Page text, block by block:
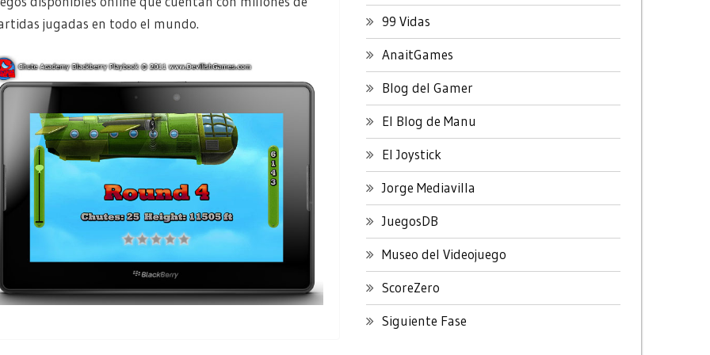
jugadas en todo el mundo.
99 Vidas
AnaitGames
Blog del Gamer
El Blog de Manu
El Joystick
Jorge Mediavilla
JuegosDB
Museo del Videojuego
ScoreZero
Siguiente Fase